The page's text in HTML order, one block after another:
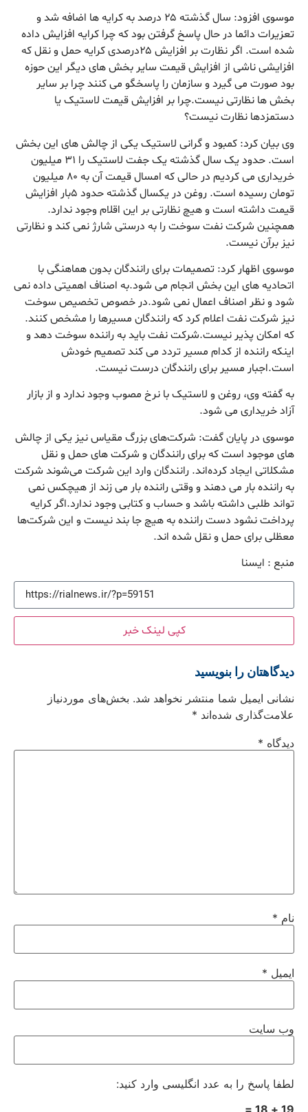
موسوی افزود: سال گذشته ۲۵ درصد به کرایه ها اضافه شد و
تعزیرات دائما در حال پاسخ گرفتن بود که چرا کرایه افزایش داده
شده است. اگر نظارت بر افزایش ۲۵درصدی کرایه حمل و نقل که
افزایشی ناشی از افزایش قیمت سایر بخش های دیگر این حوزه
بود صورت می گیرد و سازمان را پاسخگو می کنند چرا بر سایر
بخش ها نظارتی نیست.چرا بر افزایش قیمت لاستیک یا
دستمزدها نظارت نیست؟
وی بیان کرد: کمبود و گرانی لاستیک یکی از چالش های این بخش
است. حدود یک سال گذشته یک جفت لاستیک را ۳۱ میلیون
خریداری می کردیم در حالی که امسال قیمت آن به ۸۰ میلیون
تومان رسیده است. روغن در یکسال گذشته حدود ۵بار افزایش
قیمت داشته است و هیچ نظارتی بر این اقلام وجود ندارد.
همچنین شرکت نفت سوخت را به درستی شارژ نمی کند و نظارتی
نیز برآن نیست.
موسوی اظهار کرد: تصمیمات برای رانندگان بدون هماهنگی با
اتحادیه های این بخش انجام می شود.به اصناف اهمیتی داده نمی
شود و نظر اصناف اعمال نمی شود.در خصوص تخصیص سوخت
نیز شرکت نفت اعلام کرد که رانندگان مسیرها را مشخص کنند.
که امکان پذیر نیست.شرکت نفت باید به راننده سوخت دهد و
اینکه راننده از کدام مسیر تردد می کند تصمیم خودش
است.اجبار مسیر برای رانندگان درست نیست.
به گفته وی، روغن و لاستیک با نرخ مصوب وجود ندارد و از بازار
آزاد خریداری می شود.
موسوی در پایان گفت: شرکت‌های بزرگ مقیاس نیز یکی از چالش
های موجود است که برای رانندگان و شرکت های حمل و نقل
مشکلاتی ایجاد کرده‌اند. رانندگان وارد این شرکت می‌شوند شرکت
به راننده بار می دهند و وقتی راننده بار می زند از هیچکس نمی
تواند طلبی داشته باشد و حساب و کتابی وجود ندارد.اگر کرایه
پرداخت نشود دست راننده به هیچ جا بند نیست و این شرکت‌ها
معظلی برای حمل و نقل شده اند.
منبع : ايسنا
کپی لینک خبر
دیدگاهتان را بنویسید
نشانی ایمیل شما منتشر نخواهد شد. بخش‌های موردنیاز
علامت‌گذاری شده‌اند *
دیدگاه *
نام *
ایمیل *
وب‌ سایت
لطفا پاسخ را به عدد انگلیسی وارد کنید:
19 + 18 =